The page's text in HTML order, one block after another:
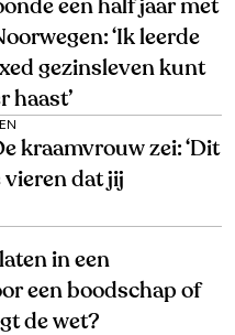
een half jaar met
‘Ik leerde
gezinsleven kunt
haast’
kraamvrouw zei: ‘Dit
vieren dat jij
in een
een boodschap of
de wet?